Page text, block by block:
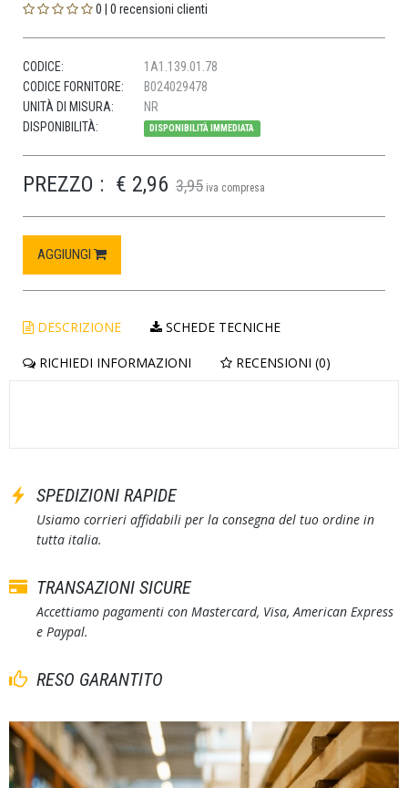
0 | 0 recensioni clienti
CODICE:
1A1.139.01.78
CODICE FORNITORE:
B024029478
UNITÀ DI MISURA:
NR
DISPONIBILITÀ:
DISPONIBILITÀ IMMEDIATA
PREZZO : € 2,96 3,95 iva compresa
AGGIUNGI
DESCRIZIONE SCHEDE TECNICHE
RICHIEDI INFORMAZIONI RECENSIONI (0)
SPEDIZIONI RAPIDE
Usiamo corrieri affidabili per la consegna del tuo ordine in
tutta italia.
TRANSAZIONI SICURE
Accettiamo pagamenti con Mastercard, Visa, American Express
e Paypal.
RESO GARANTITO